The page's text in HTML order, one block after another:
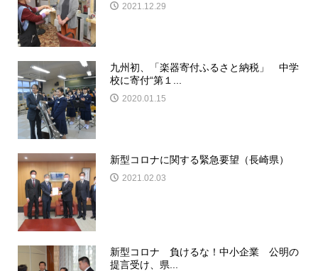
2021.12.29
九州初、「楽器寄付ふるさと納税」 中学
校に寄付“第１...
2020.01.15
新型コロナに関する緊急要望（長崎県）
2021.02.03
新型コロナ 負けるな！中小企業 公明の
提言受け、県...